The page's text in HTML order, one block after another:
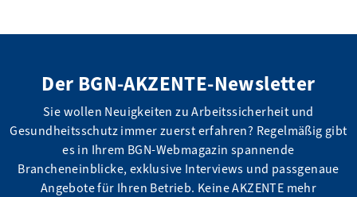
Der BGN-AKZENTE-Newsletter
Sie wollen Neuigkeiten zu Arbeitssicherheit und
Gesundheitsschutz immer zuerst erfahren? Regelmäßig gibt
es in Ihrem BGN-Webmagazin spannende
Brancheneinblicke, exklusive Interviews und passgenaue
Angebote für Ihren Betrieb. Keine AKZENTE mehr